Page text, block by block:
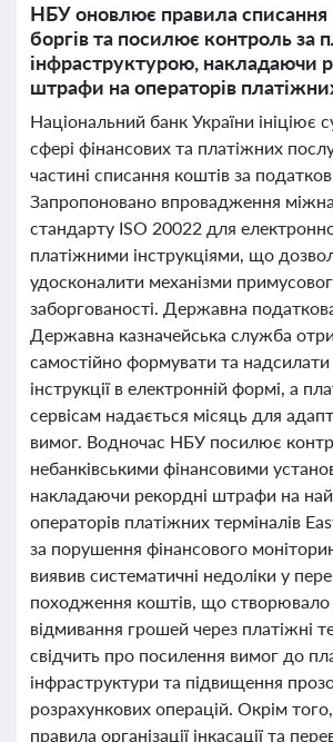
НБУ оновлює правила списання
боргів та посилює контроль за
інфраструктурою, накладаючи
штрафи на операторів
Національний банк України ініціює
сфері фінансових та платіжних
частині списання коштів за
Запропоновано впровадження
стандарту ISO 20022 для
платіжними інструкціями, що
удосконалити механізми
заборгованості. Державна
Державна казначейська служба
самостійно формувати та надсилати
інструкції в електронній формі, а
сервісам надається місяць для
вимог. Водночас НБУ посилює
небанківськими фінансовими
накладаючи рекордні штрафи на
операторів платіжних терміналів
за порушення фінансового
виявив систематичні недоліки у
походження коштів, що створювало
відмивання грошей через платіжні
свідчить про посилення вимог до
інфраструктури та підвищення
розрахункових операцій. Окрім
правила організації інкасації та